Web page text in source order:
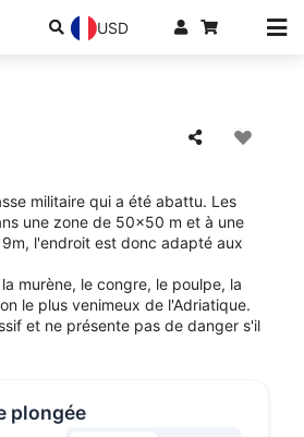
USD
militaire qui a été abattu. Les
une zone de 50x50 m et à une
l'endroit est donc adapté aux
murène, le congre, le poulpe, la
le plus venimeux de l'Adriatique.
et ne présente pas de danger s'il
plongée